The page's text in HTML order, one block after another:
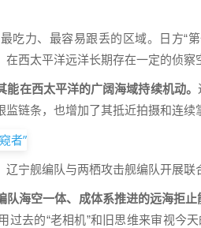
吃力、最容易跟丢的区域。日方“
西太平洋远洋长期存在一定的侦察
在西太平洋的广阔海域持续机动。
链条，也增加了其抵近拍摄和连续
宁舰编队与两栖攻击舰编队开展联
海空一体、成体系推进的远海拒
过去的“老相机”和旧思维来审视今